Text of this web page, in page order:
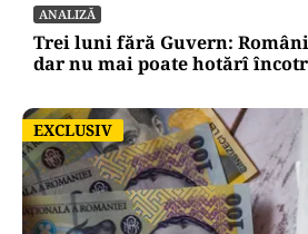
ANALIZĂ
Trei luni fără Guvern:
dar nu mai poate hotărî
EXCLUSIV
EXCLUSIV